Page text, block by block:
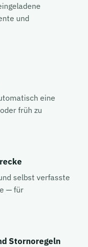
und
eine
früh zu
selbst verfasste
— für
Stornoregeln